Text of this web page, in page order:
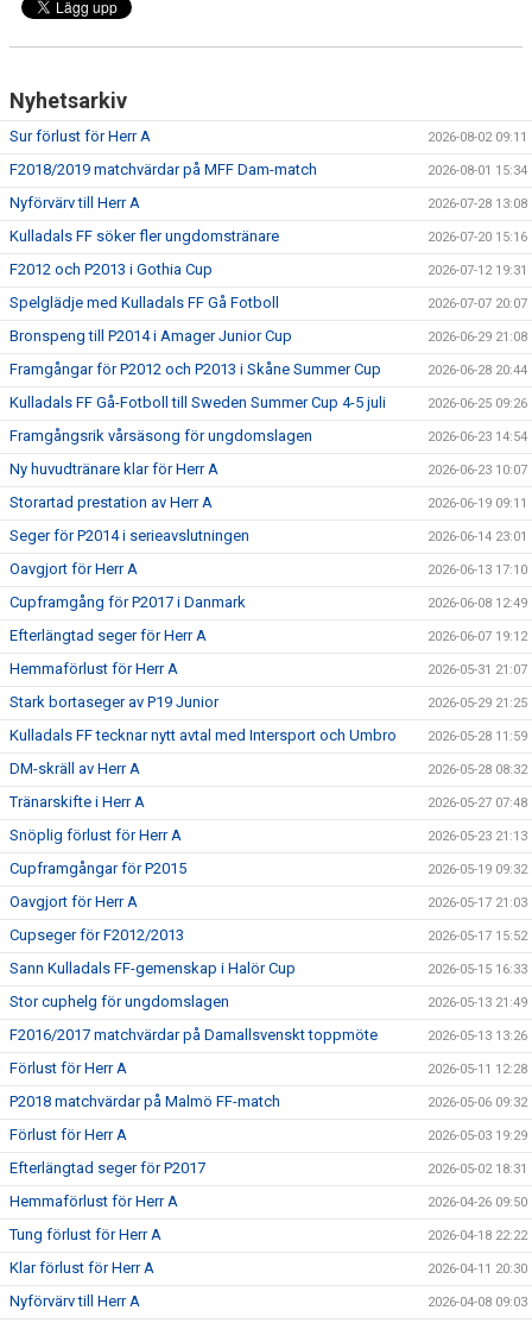
PROFILKLÄDER
KFF FACEBOOK
MEDLEM INTRESSEANMÄLAN
Nyhetsarkiv
Sur förlust för Herr A 2026-08-02 09:11
F2018/2019 matchvärdar på MFF Dam-match 2026-08-01 15:34
Nyförvärv till Herr A 2026-07-28 13:08
Kulladals FF söker fler ungdomstränare 2026-07-20 15:16
F2012 och P2013 i Gothia Cup 2026-07-12 19:31
Spelglädje med Kulladals FF Gå Fotboll 2026-07-07 20:07
Bronspeng till P2014 i Amager Junior Cup 2026-06-29 21:08
Framgångar för P2012 och P2013 i Skåne Summer Cup 2026-06-28 20:44
Kulladals FF Gå-Fotboll till Sweden Summer Cup 4-5 juli 2026-06-25 09:26
Framgångsrik vårsäsong för ungdomslagen 2026-06-23 14:54
Ny huvudtränare klar för Herr A 2026-06-23 10:07
Storartad prestation av Herr A 2026-06-19 09:11
Seger för P2014 i serieavslutningen 2026-06-14 23:01
Oavgjort för Herr A 2026-06-13 17:10
Cupframgång för P2017 i Danmark 2026-06-08 12:49
Efterlängtad seger för Herr A 2026-06-07 19:12
Hemmaförlust för Herr A 2026-05-31 21:07
Stark bortaseger av P19 Junior 2026-05-29 21:25
Kulladals FF tecknar nytt avtal med Intersport och Umbro 2026-05-28 11:59
DM-skräll av Herr A 2026-05-28 08:32
Tränarskifte i Herr A 2026-05-27 07:48
Snöplig förlust för Herr A 2026-05-23 21:13
Cupframgångar för P2015 2026-05-19 09:32
Oavgjort för Herr A 2026-05-17 21:03
Cupseger för F2012/2013 2026-05-17 15:52
Sann Kulladals FF-gemenskap i Halör Cup 2026-05-15 16:33
Stor cuphelg för ungdomslagen 2026-05-13 21:49
F2016/2017 matchvärdar på Damallsvenskt toppmöte 2026-05-13 13:26
Förlust för Herr A 2026-05-11 12:28
P2018 matchvärdar på Malmö FF-match 2026-05-06 09:32
Förlust för Herr A 2026-05-03 19:29
Efterlängtad seger för P2017 2026-05-02 18:31
Hemmaförlust för Herr A 2026-04-26 09:50
Tung förlust för Herr A 2026-04-18 22:22
Klar förlust för Herr A 2026-04-11 20:30
Nyförvärv till Herr A 2026-04-08 09:03